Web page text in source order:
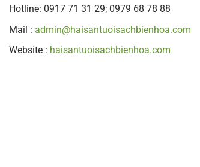
Hotline: 0917 71 31 29; 0979 68 78 88
Mail : admin@haisantuoisachbienhoa.com
Website : haisantuoisachbienhoa.com